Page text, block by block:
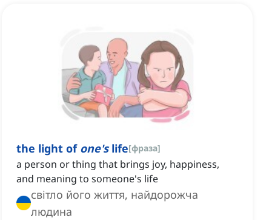
the light of one'slife[фраза]
a person or thing that brings joy, happiness,
and meaning to someone's life
світло його життя, найдорожча
людина